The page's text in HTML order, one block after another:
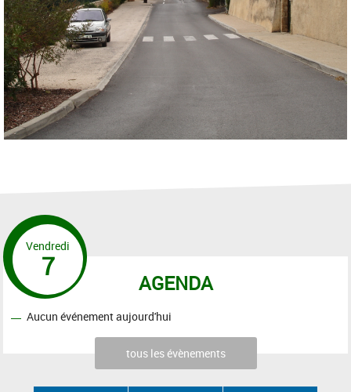
AGENDA
Vendredi
7
Aucun événement aujourd'hui
tous les évènements